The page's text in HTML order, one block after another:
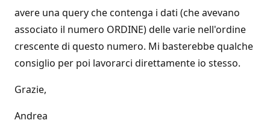
avere una query che contenga i dati (che avevano
associato il numero ORDINE) delle varie nell'ordine
crescente di questo numero. Mi basterebbe qualche
consiglio per poi lavorarci direttamente io stesso.
Grazie,
Andrea